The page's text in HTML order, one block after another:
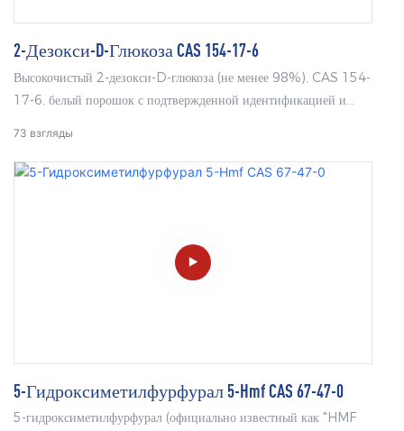
2-Дезокси-D-Глюкоза CAS 154-17-6
Высокочистый 2-дезокси-D-глюкоза (не менее 98%), CAS 154-
17-6, белый порошок с подтвержденной идентификацией и
применения. Профессионально упакованный и
надежности 2-дезокси-D-глюкозы (154-17-6) для ваших
научных экспериментов и исследований.
73 взгляды
5-Гидроксиметилфурфурал 5-Hmf CAS 67-47-0
5-гидроксиметилфурфурал (официально известный как "HMF